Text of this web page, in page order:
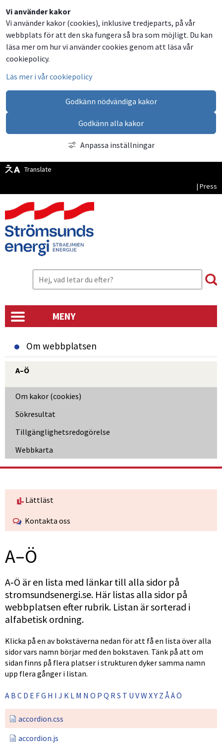
Vi använder kakor
Vi använder kakor (cookies), inklusive tredjeparts, på vår
webbplats för att den ska fungera så bra som möjligt. Du kan
läsa mer om hur vi använder cookies genom att läsa vår
cookiepolicy.
Läs mer i vår cookiepolicy
Godkänn nödvändiga kakor
Godkänn alla kakor
Anpassa inställningar
Translate
| Press
MENY
Om webbplatsen
A–Ö
Om kakor (cookies)
Sökresultat
Tillgänglighetsredogörelse
Webbkarta
Lättläst
Kontakta oss
A–Ö
A‑Ö är en lista med länkar till alla sidor på
stromsundsenergi.se. Här listas alla sidor på
webbplatsen efter rubrik. Listan är sorterad i
alfabetisk ordning.
Klicka på en av bokstäverna nedan för att få en lista över alla
sidor vars namn börjar med den bokstaven. Tänk på att om
sidan finns på flera platser i strukturen dyker samma namn
upp flera gånger i listan.
A B C D E FG H I J K L M N O P Q RS T U VW XY Z ÅÄÖ
accordion.css
accordion.js
Dela
på
Facebook
Dela
på
Twitter
Dela
på
LinkedIn
Dela
via
email